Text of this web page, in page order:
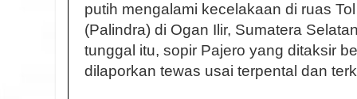
putih mengalami kecelakaan di ruas
(Palindra) di Ogan Ilir, Sumatera
tunggal itu, sopir Pajero yang ditaksir
dilaporkan tewas usai terpental dan